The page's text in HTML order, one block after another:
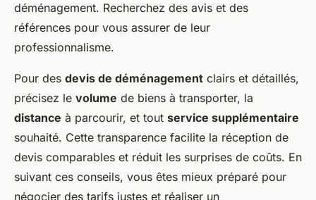
déménagement. Recherchez des avis et des
références pour vous assurer de leur
professionnalisme.
Pour des devis de déménagement clairs et détaillés,
précisez le volume de biens à transporter, la
distance à parcourir, et tout service supplémentaire
souhaité. Cette transparence facilite la réception de
devis comparables et réduit les surprises de coûts. En
suivant ces conseils, vous êtes mieux préparé pour
négocier des tarifs justes et réaliser un